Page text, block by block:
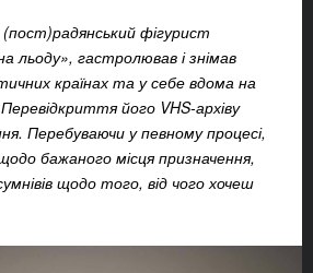
фігурист
льоду», гастролював і знімав
країнах та у себе вдома на
його VHS-архіву
Перебуваючи у певному процесі,
бажаного місця призначення,
щодо того, від чого хочеш